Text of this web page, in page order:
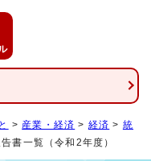
> 産業・経済 > 経済 > 統
書一覧（令和2年度）